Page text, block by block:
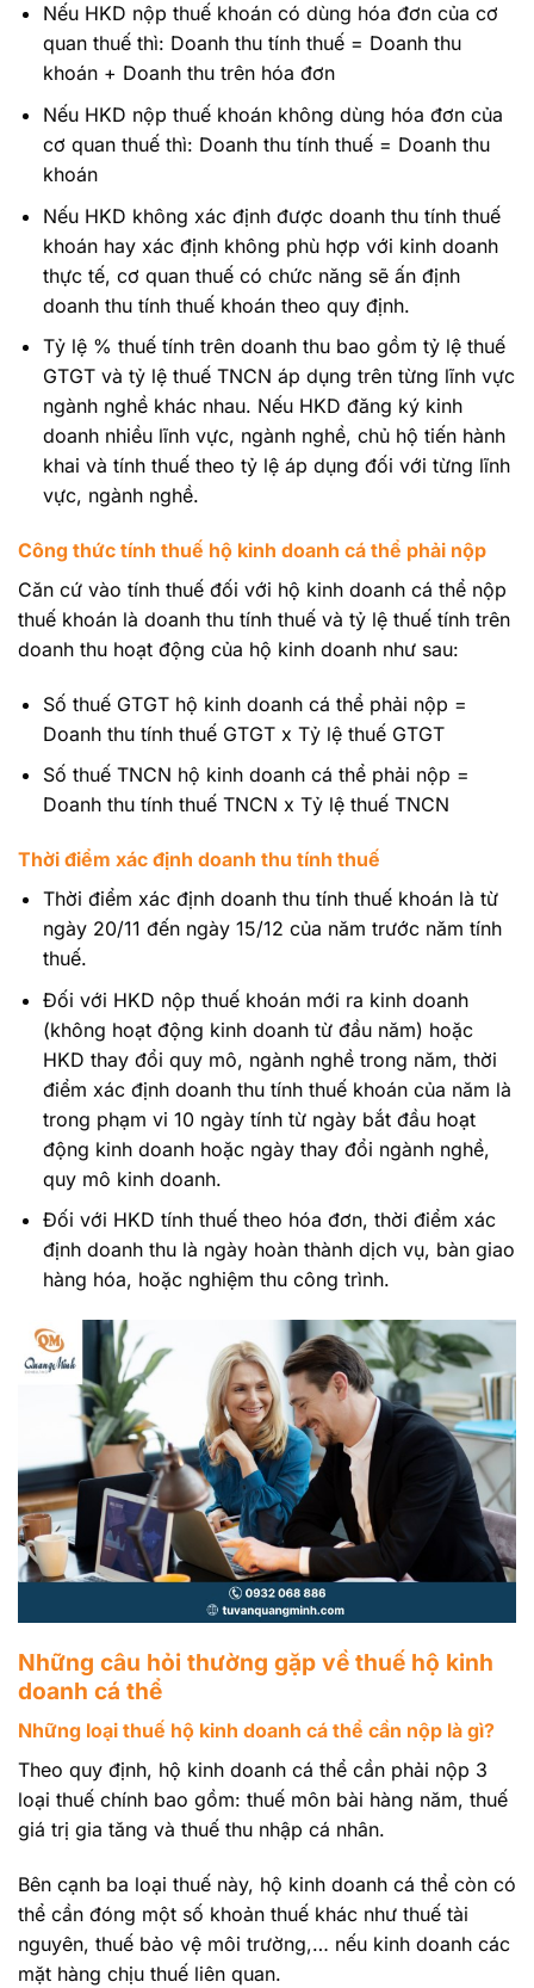
Nếu HKD nộp thuế khoán có dùng hóa đơn của cơ
quan thuế thì: Doanh thu tính thuế = Doanh thu
khoán + Doanh thu trên hóa đơn
Nếu HKD nộp thuế khoán không dùng hóa đơn của
cơ quan thuế thì: Doanh thu tính thuế = Doanh thu
khoán
Nếu HKD không xác định được doanh thu tính thuế
khoán hay xác định không phù hợp với kinh doanh
thực tế, cơ quan thuế có chức năng sẽ ấn định
doanh thu tính thuế khoán theo quy định.
Tỷ lệ % thuế tính trên doanh thu bao gồm tỷ lệ thuế
GTGT và tỷ lệ thuế TNCN áp dụng trên từng lĩnh vực
ngành nghề khác nhau. Nếu HKD đăng ký kinh
doanh nhiều lĩnh vực, ngành nghề, chủ hộ tiến hành
khai và tính thuế theo tỷ lệ áp dụng đối với từng lĩnh
vực, ngành nghề.
Công thức tính thuế hộ kinh doanh cá thể phải nộp
Căn cứ vào tính thuế đối với hộ kinh doanh cá thể nộp
thuế khoán là doanh thu tính thuế và tỷ lệ thuế tính trên
doanh thu hoạt động của hộ kinh doanh như sau:
Số thuế GTGT hộ kinh doanh cá thể phải nộp =
Doanh thu tính thuế GTGT x Tỷ lệ thuế GTGT
Số thuế TNCN hộ kinh doanh cá thể phải nộp =
Doanh thu tính thuế TNCN x Tỷ lệ thuế TNCN
Thời điểm xác định doanh thu tính thuế
Thời điểm xác định doanh thu tính thuế khoán là từ
ngày 20/11 đến ngày 15/12 của năm trước năm tính
thuế.
Đối với HKD nộp thuế khoán mới ra kinh doanh
(không hoạt động kinh doanh từ đầu năm) hoặc
HKD thay đổi quy mô, ngành nghề trong năm, thời
điểm xác định doanh thu tính thuế khoán của năm là
trong phạm vi 10 ngày tính từ ngày bắt đầu hoạt
động kinh doanh hoặc ngày thay đổi ngành nghề,
quy mô kinh doanh.
Đối với HKD tính thuế theo hóa đơn, thời điểm xác
định doanh thu là ngày hoàn thành dịch vụ, bàn giao
hàng hóa, hoặc nghiệm thu công trình.
Những câu hỏi thường gặp về thuế hộ kinh
doanh cá thể
Những loại thuế hộ kinh doanh cá thể cần nộp là gì?
Theo quy định, hộ kinh doanh cá thể cần phải nộp 3
loại thuế chính bao gồm: thuế môn bài hàng năm, thuế
giá trị gia tăng và thuế thu nhập cá nhân.
Bên cạnh ba loại thuế này, hộ kinh doanh cá thể còn có
thể cần đóng một số khoản thuế khác như thuế tài
nguyên, thuế bảo vệ môi trường,… nếu kinh doanh các
mặt hàng chịu thuế liên quan.